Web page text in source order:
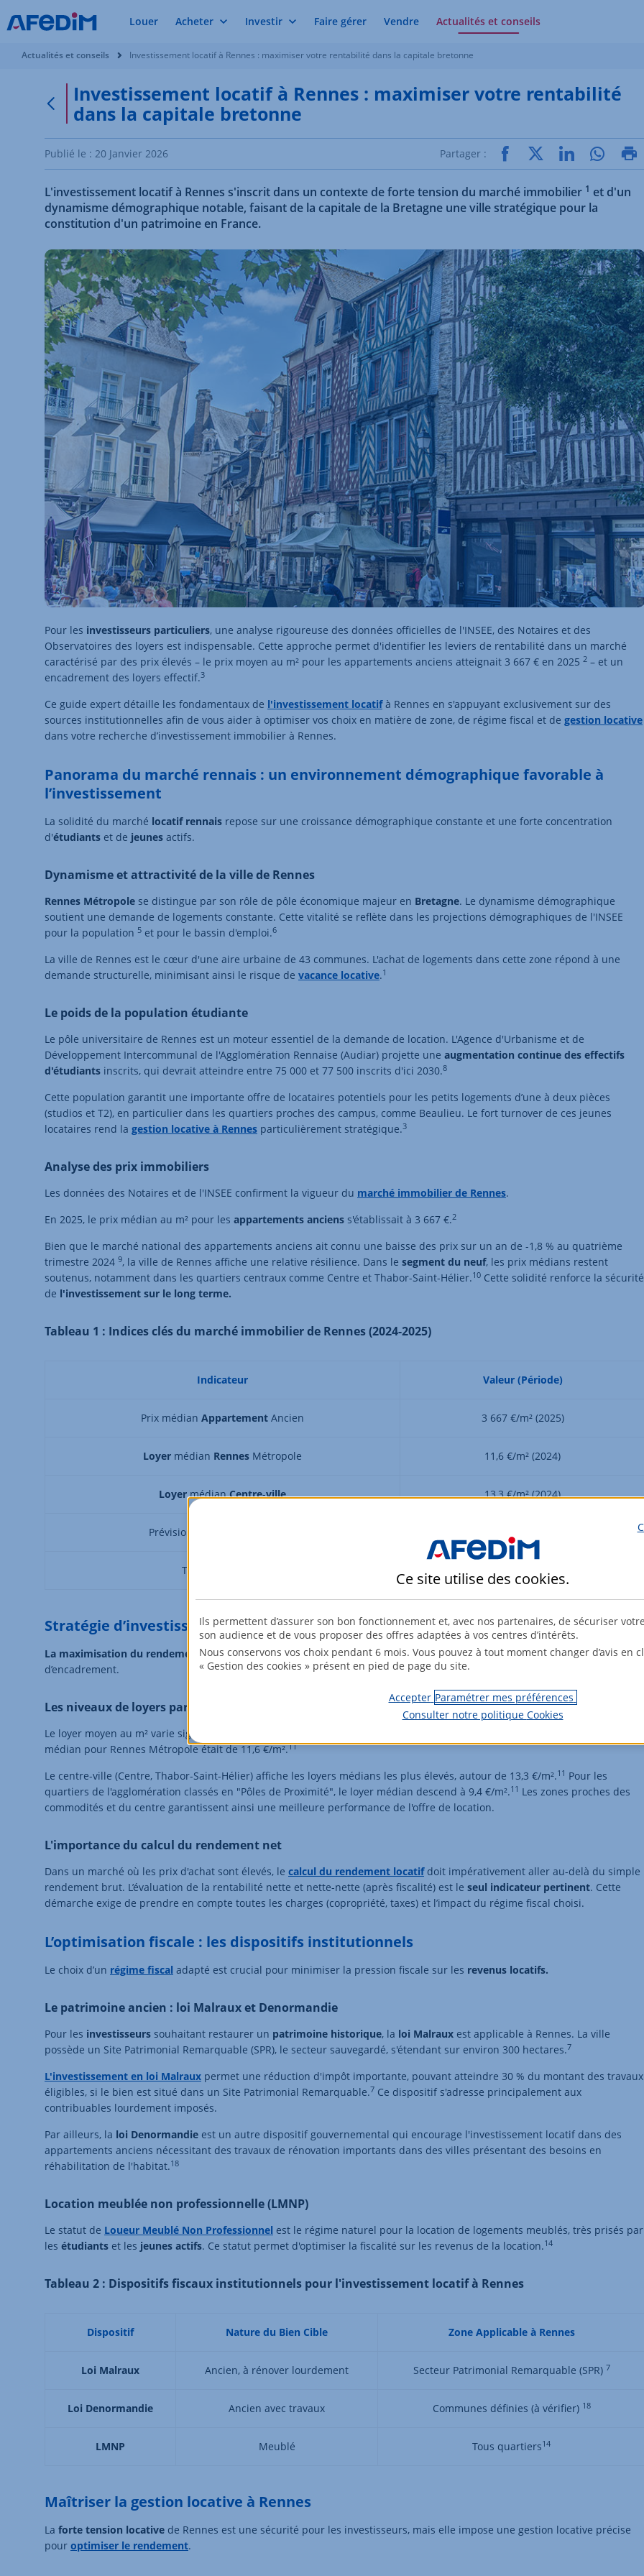
Louer Acheter Investir Faire gérer Vendre Actualités et conseils
Vous êtes ici:
Actualités et conseils Investissement locatif à Rennes : maximiser votre rentabilité dans la capitale bretonne
Retour à la page précédente
Investissement locatif à Rennes : maximiser votre rentabilité
dans la capitale bretonne
Publié le : 20 Janvier 2026 Partager :
L'investissement locatif à Rennes s'inscrit dans un contexte de forte tension du marché immobilier 1 et d'un
dynamisme démographique notable, faisant de la capitale de la Bretagne une ville stratégique pour la
constitution d'un patrimoine en France.
Pour les investisseurs particuliers, une analyse rigoureuse des données officielles de l'INSEE, des Notaires et des
Observatoires des loyers est indispensable. Cette approche permet d'identifier les leviers de rentabilité dans un marché
caractérisé par des prix élevés – le prix moyen au m² pour les appartements anciens atteignait 3 667 € en 2025 2 – et un
encadrement des loyers effectif.3
Ce guide expert détaille les fondamentaux de l'investissement locatifà Rennes en s'appuyant exclusivement sur des
sources institutionnelles afin de vous aider à optimiser vos choix en matière de zone, de régime fiscal et de gestion locative
dans votre recherche d’investissement immobilier à Rennes.
Panorama du marché rennais : un environnement démographique favorable à
l’investissement
La solidité du marché locatif rennais repose sur une croissance démographique constante et une forte concentration
d'étudiants et de jeunes actifs.
Dynamisme et attractivité de la ville de Rennes
Rennes Métropole se distingue par son rôle de pôle économique majeur en Bretagne. Le dynamisme démographique
soutient une demande de logements constante. Cette vitalité se reflète dans les projections démographiques de l'INSEE
pour la population 5 et pour le bassin d'emploi.6
La ville de Rennes est le cœur d'une aire urbaine de 43 communes. L'achat de logements dans cette zone répond à une
demande structurelle, minimisant ainsi le risque de vacance locative.1
Le poids de la population étudiante
Le pôle universitaire de Rennes est un moteur essentiel de la demande de location. L'Agence d'Urbanisme et de
Développement Intercommunal de l'Agglomération Rennaise (Audiar) projette une augmentation continue des effectifs
d'étudiants inscrits, qui devrait atteindre entre 75 000 et 77 500 inscrits d'ici 2030.8
Cette population garantit une importante offre de locataires potentiels pour les petits logements d’une à deux pièces
(studios et T2), en particulier dans les quartiers proches des campus, comme Beaulieu. Le fort turnover de ces jeunes
locataires rend la gestion locative à Rennes particulièrement stratégique.3
Analyse des prix immobiliers
Les données des Notaires et de l'INSEE confirment la vigueur du marché immobilier de Rennes.
En 2025, le prix médian au m² pour les appartements anciens s'établissait à 3 667 €.2
Bien que le marché national des appartements anciens ait connu une baisse des prix sur un an de -1,8 % au quatrième
trimestre 2024 9, la ville de Rennes affiche une relative résilience. Dans le segment du neuf, les prix médians restent
soutenus, notamment dans les quartiers centraux comme Centre et Thabor-Saint-Hélier.10 Cette solidité renforce la sécurité
de l'investissement sur le long terme.
Tableau 1 : Indices clés du marché immobilier de Rennes (2024-2025)
Indicateur Valeur (Période)
Prix médian Appartement Ancien 3 667 €/m² (2025)
Loyer médian Rennes Métropole 11,6 €/m² (2024)
LoyermédianCentre-ville 13,3 €/m² (2024)
Prévision croissance
Tension Très élevée
Stratégie d’investissement : les loyers et l’encadrement
La maximisation du rendementpasse par une compréhension fine des niveaux de loyers par zone et du dispositif
d’encadrement.
Les niveaux de loyers par zone (observatoire des loyers)
Le loyer moyen au m² varie significativement selon le
médian pour Rennes Métropole était de 11,6 €/m².11
Le centre-ville (Centre, Thabor-Saint-Hélier) affiche les loyers médians les plus élevés, autour de 13,3 €/m².11 Pour les
quartiers de l'agglomération classés en "Pôles de Proximité", le loyer médian descend à 9,4 €/m².11 Les zones proches des
commodités et du centre garantissent ainsi une meilleure performance de l'offre de location.
L'importance du calcul du rendement net
Dans un marché où les prix d'achat sont élevés, le calcul du rendement locatifdoit impérativement aller au-delà du simple
rendement brut. L’évaluation de la rentabilité nette et nette-nette (après fiscalité) est le seul indicateur pertinent. Cette
démarche exige de prendre en compte toutes les charges (copropriété, taxes) et l’impact du régime fiscal choisi.
L’optimisation fiscale : les dispositifs institutionnels
Le choix d’un régime fiscal adapté est crucial pour minimiser la pression fiscale sur les revenus locatifs.
Le patrimoine ancien : loi Malraux et Denormandie
Pour les investisseurs souhaitant restaurer un patrimoine historique, la loi Malraux est applicable à Rennes. La ville
possède un Site Patrimonial Remarquable (SPR), le secteur sauvegardé, s'étendant sur environ 300 hectares.7
L'investissement en loi Malraux permet une réduction d'impôt importante, pouvant atteindre 30 % du montant des travaux
éligibles, si le bien est situé dans un Site Patrimonial Remarquable.7 Ce dispositif s'adresse principalement aux
contribuables lourdement imposés.
Par ailleurs, la loi Denormandie est un autre dispositif gouvernemental qui encourage l'investissement locatif dans des
appartements anciens nécessitant des travaux de rénovation importants dans des villes présentant des besoins en
réhabilitation de l'habitat.18
Location meublée non professionnelle (LMNP)
Le statut de Loueur Meublé Non Professionnel est le régime naturel pour la location de logements meublés, très prisés par
les étudiants et les jeunes actifs. Ce statut permet d'optimiser la fiscalité sur les revenus de la location.14
Tableau 2 : Dispositifs fiscaux institutionnels pour l'investissement locatif à Rennes
Dispositif Nature du Bien Cible Zone Applicable à Rennes
Loi Malraux Ancien, à rénover lourdement Secteur Patrimonial Remarquable (SPR) 7
Loi Denormandie Ancien avec travaux Communes définies (à vérifier) 18
LMNP Meublé Tous quartiers14
Maîtriser la gestion locative à Rennes
La forte tension locative de Rennes est une sécurité pour les investisseurs, mais elle impose une gestion locative précise
pour optimiser le rendement.
Ce site utilise des cookies.
Ils permettent d’assurer son bon fonctionnement et, avec nos partenaires, de sécuriser
son audience et de vous proposer des offres adaptées à vos centres d’intérêts.
Nous conservons vos choix pendant 6 mois. Vous pouvez à tout moment changer d’avis en
« Gestion des cookies » présent en pied de page du site.
Accepter Paramétrer mes préférences
Consulter notre politique Cookies